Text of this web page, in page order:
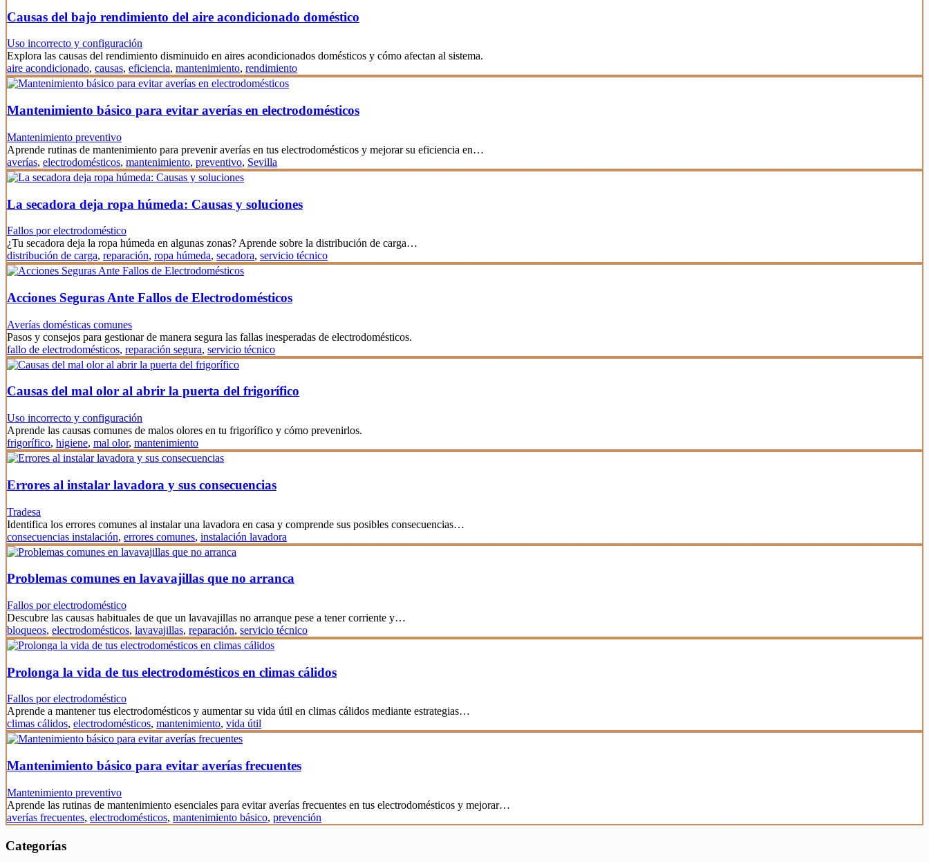
Causas del bajo rendimiento del aire acondicionado doméstico
Uso incorrecto y configuración
Explora las causas del rendimiento disminuido en aires acondicionados domésticos y cómo afectan al sistema.
aire acondicionado, causas, eficiencia, mantenimiento, rendimiento
Mantenimiento básico para evitar averías en electrodomésticos
Mantenimiento preventivo
Aprende rutinas de mantenimiento para prevenir averías en tus electrodomésticos y mejorar su eficiencia en…
averías, electrodomésticos, mantenimiento, preventivo, Sevilla
La secadora deja ropa húmeda: Causas y soluciones
Fallos por electrodoméstico
¿Tu secadora deja la ropa húmeda en algunas zonas? Aprende sobre la distribución de carga…
distribución de carga, reparación, ropa húmeda, secadora, servicio técnico
Acciones Seguras Ante Fallos de Electrodomésticos
Averías domésticas comunes
Pasos y consejos para gestionar de manera segura las fallas inesperadas de electrodomésticos.
fallo de electrodomésticos, reparación segura, servicio técnico
Causas del mal olor al abrir la puerta del frigorífico
Uso incorrecto y configuración
Aprende las causas comunes de malos olores en tu frigorífico y cómo prevenirlos.
frigorífico, higiene, mal olor, mantenimiento
Errores al instalar lavadora y sus consecuencias
Tradesa
Identifica los errores comunes al instalar una lavadora en casa y comprende sus posibles consecuencias…
consecuencias instalación, errores comunes, instalación lavadora
Problemas comunes en lavavajillas que no arranca
Fallos por electrodoméstico
Descubre las causas habituales de que un lavavajillas no arranque pese a tener corriente y…
bloqueos, electrodomésticos, lavavajillas, reparación, servicio técnico
Prolonga la vida de tus electrodomésticos en climas cálidos
Fallos por electrodoméstico
Aprende a mantener tus electrodomésticos y aumentar su vida útil en climas cálidos mediante estrategias…
climas cálidos, electrodomésticos, mantenimiento, vida útil
Mantenimiento básico para evitar averías frecuentes
Mantenimiento preventivo
Aprende las rutinas de mantenimiento esenciales para evitar averías frecuentes en tus electrodomésticos y mejorar…
averías frecuentes, electrodomésticos, mantenimiento básico, prevención
Categorías